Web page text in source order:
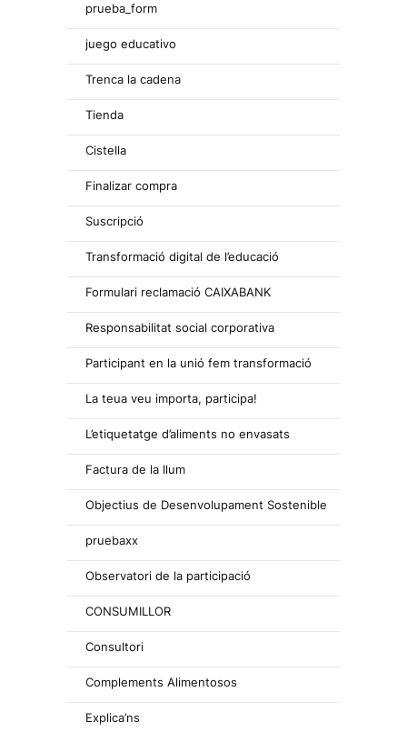
prueba_form
juego educativo
Trenca la cadena
Tienda
Cistella
Finalizar compra
Suscripció
Transformació digital de l’educació
Formulari reclamació CAIXABANK
Responsabilitat social corporativa
Participant en la unió fem transformació
La teua veu importa, participa!
L’etiquetatge d’aliments no envasats
Factura de la llum
Objectius de Desenvolupament Sostenible
pruebaxx
Observatori de la participació
CONSUMILLOR
Consultori
Complements Alimentosos
Explica’ns